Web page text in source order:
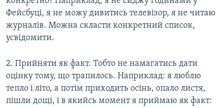
Фейсбуці, я не можу дивитись телевізор, я не читаю
журналів. Можна скласти конкретний список,
усвідомити.
2. Прийняти як факт. Тобто не намагатись дати
оцінку тому, що трапилось. Наприклад: я люблю
тепло і літо, а потім приходить осінь, опало листя,
пішли дощі, і в якийсь момент я приймаю як факт: